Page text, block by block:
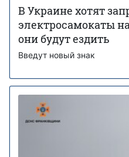
В Украине хотят
электросамокаты
они будут ездить
Введут новый знак